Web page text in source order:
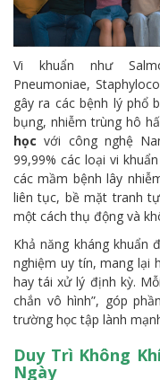
Vi khuẩn như
Pneumoniae,
gây ra các bệnh lý phổ
bụng, nhiễm trùng hô
học với công nghệ
99,99% các loại vi
các mầm bệnh lây
liên tục, bề mặt tranh
một cách thụ động và
Khả năng kháng khuẩn
nghiệm uy tín, mang lại
hay tái xử lý định kỳ.
chắn vô hình”, góp
trường học tập lành
Duy Trì Không
Ngày